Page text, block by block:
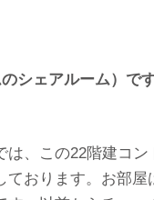
シェアルーム）です
、この22階建コ
おります。お部屋